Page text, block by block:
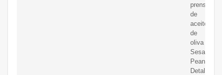
prensa
de
aceite
de
oliva
Sesame
Detalles